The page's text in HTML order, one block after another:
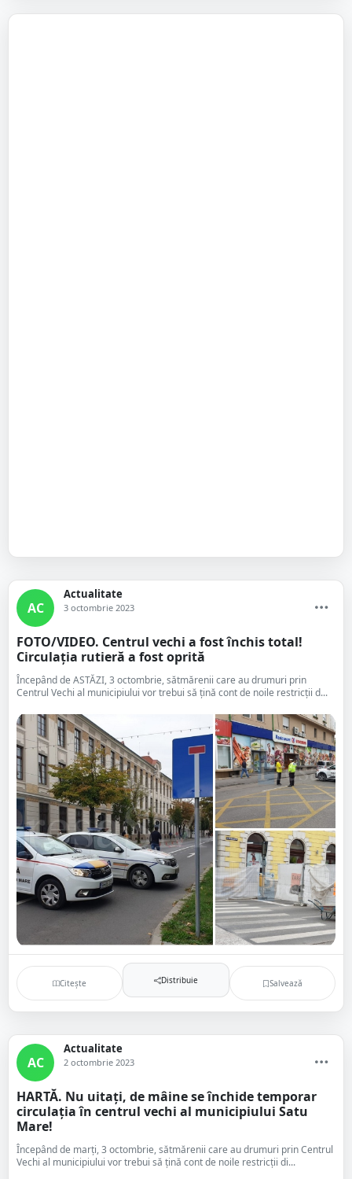
AC
Actualitate
3 octombrie 2023
FOTO/VIDEO. Centrul vechi a fost închis total!
Circulația rutieră a fost oprită
Începând de ASTĂZI, 3 octombrie, sătmărenii care au drumuri prin
Centrul Vechi al municipiului vor trebui să țină cont de noile restricții d...
Citește Distribuie Salvează
AC
Actualitate
2 octombrie 2023
HARTĂ. Nu uitați, de mâine se închide temporar
circulația în centrul vechi al municipiului Satu
Mare!
Începând de marți, 3 octombrie, sătmărenii care au drumuri prin Centrul
Vechi al municipiului vor trebui să țină cont de noile restricții di...